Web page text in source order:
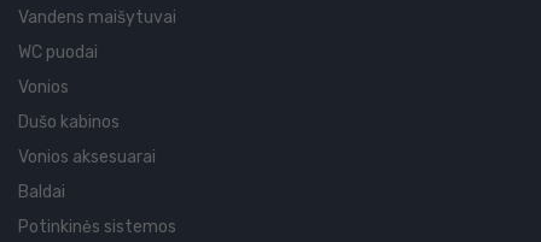
Vandens maišytuvai
WC puodai
Vonios
Dušo kabinos
Vonios aksesuarai
Baldai
Potinkinės sistemos